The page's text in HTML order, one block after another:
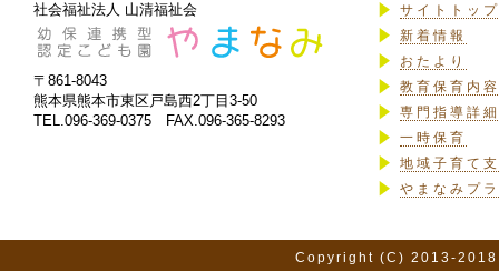
社会福祉法人 山清福祉会
〒861-8043
熊本県熊本市東区戸島西2丁目3-50
TEL.096-369-0375 FAX.096-365-8293
サイトトップ
新着情報
おたより
教育保育内
専門指導詳細
一時保育
地域子育て
やまなみプ
Copyright (C) 2013-